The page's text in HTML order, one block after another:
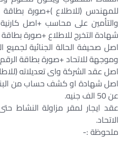
للمهندس (للاطلاع )+صورة
والتأمين على محاسب +اصل كارنية
شهادة التخرج للاطلاع +صورة
اصل صحيفة الحالة الجنائية لجميع
وموجهة للاتحاد +صورة بطاقة
اصل عقد الشركة واى تعديلاته
اصل شهادة او كشف حساب من
عن 50 الف جنيه.
عقد ايجار لمقر مزاولة النشاط
الاتحاد.
ملحوظة :-